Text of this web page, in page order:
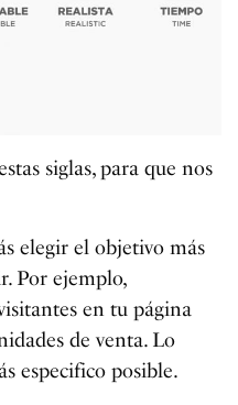
siglas, para que nos
elegir el objetivo más
Por ejemplo,
en tu página
de venta. Lo
especifico posible.